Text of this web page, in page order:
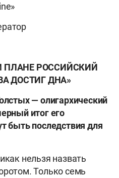
ПЛАНЕ РОССИЙСКИЙ
ДОСТИГ ДНА»
— олигархический
итог его
быть последствия для
нельзя назвать
Только семь